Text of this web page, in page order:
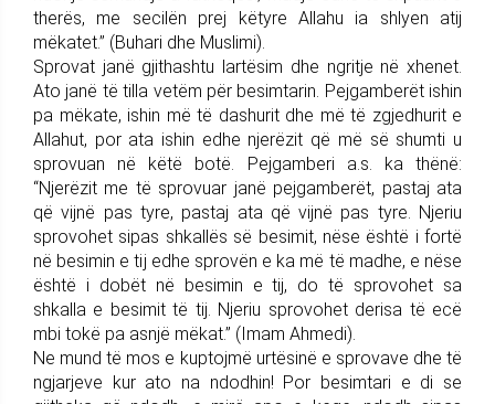
therës, me secilën prej këtyre Allahu ia shlyen atij
mëkatet.” (Buhari dhe Muslimi).
Sprovat janë gjithashtu lartësim dhe ngritje në xhenet.
Ato janë të tilla vetëm për besimtarin. Pejgamberët ishin
pa mëkate, ishin më të dashurit dhe më të zgjedhurit e
Allahut, por ata ishin edhe njerëzit që më së shumti u
sprovuan në këtë botë. Pejgamberi a.s. ka thënë:
“Njerëzit me të sprovuar janë pejgamberët, pastaj ata
që vijnë pas tyre, pastaj ata që vijnë pas tyre. Njeriu
sprovohet sipas shkallës së besimit, nëse është i fortë
në besimin e tij edhe sprovën e ka më të madhe, e nëse
është i dobët në besimin e tij, do të sprovohet sa
shkalla e besimit të tij. Njeriu sprovohet derisa të ecë
mbi tokë pa asnjë mëkat.” (Imam Ahmedi).
Ne mund të mos e kuptojmë urtësinë e sprovave dhe të
ngjarjeve kur ato na ndodhin! Por besimtari e di se